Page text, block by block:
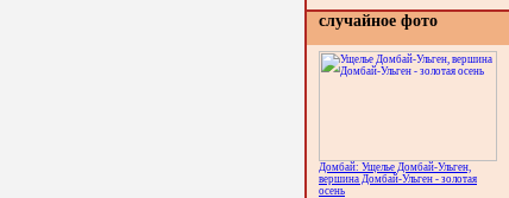
случайное фото
Домбай: Ущелье Домбай-Ульген,
вершина Домбай-Ульген - золотая
осень